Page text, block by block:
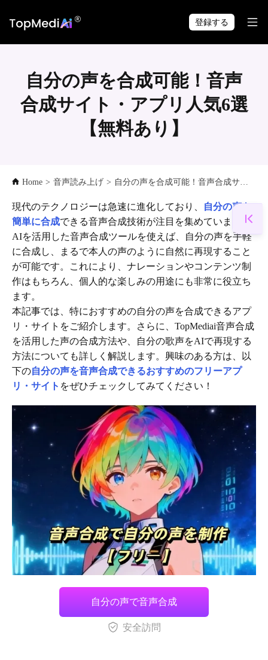
いつでも・どこでも制作できます。
登録する
自分の声を合成可能！音声
合成サイト・アプリ人気6選
【無料あり】
Home > 音声読み上げ > 自分の声を合成可能！音声合成サイト・アプリ人気6選【無料あり】
現代のテクノロジーは急速に進化しており、
自分の声を
簡単に合成できる音声合成技術が注目を集めています。
AIを活用した音声合成ツールを使えば、自分の声を手軽
に合成し、まるで本人の声のように自然に再現すること
が可能です。これにより、ナレーションやコンテンツ制
作はもちろん、個人的な楽しみの用途にも非常に役立ち
ます。
本記事では、特におすすめの自分の声を合成できるアプ
リ・サイトをご紹介します。さらに、TopMediai音声合成
を活用した声の合成方法や、自分の歌声をAIで再現する
方法についても詳しく解説します。興味のある方は、以
下の自分の声を音声合成できるおすすめのフリーアプ
リ・サイト をぜひチェックしてみてください！
自分の声で音声合成
安全訪問